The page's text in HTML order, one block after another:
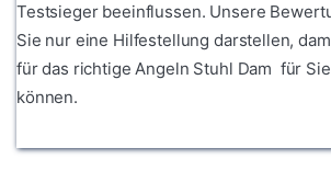
Testsieger beeinflussen. Unsere
Sie nur eine Hilfestellung darstellen,
für das richtige Angeln Stuhl Dam für
können.